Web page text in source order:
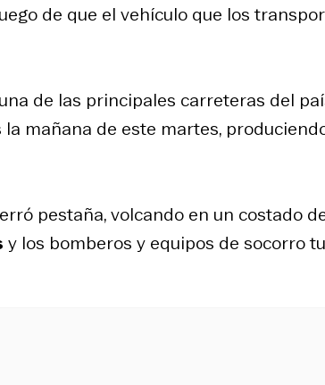
de que el vehículo que los
de las principales carreteras del
mañana de este martes,
pestaña, volcando en un costado
y los bomberos y equipos de socorro